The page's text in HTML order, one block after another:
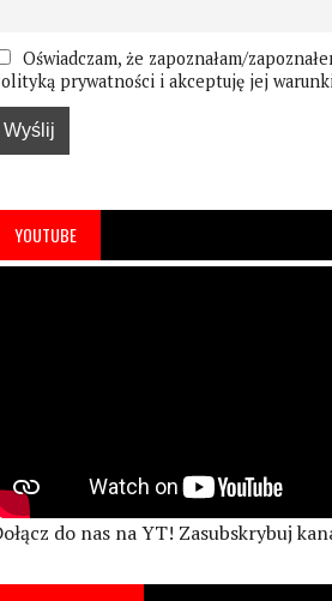
Oświadczam, że zapoznałam/
prywatności i akceptuję jej
YOUTUBE
do nas na YT! Zasubskrybuj